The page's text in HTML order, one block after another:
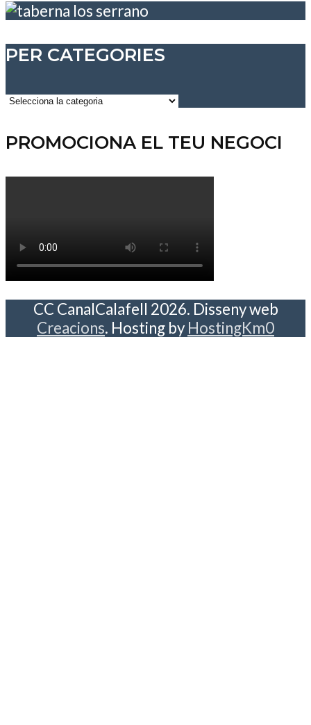
PER CATEGORIES
Per
PROMOCIONA EL TEU NEGOCI
CC CanalCalafell 2026. Disseny web
Creacions. Hosting by HostingKm0